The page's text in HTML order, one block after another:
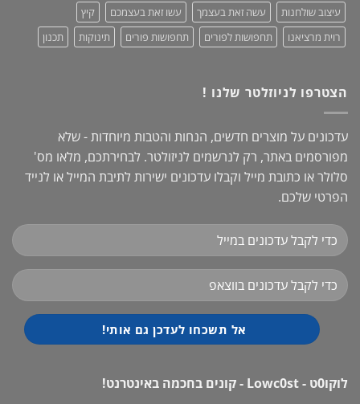
עיצוב שולחנות
עשה זאת בעצמך עשו זאת בעצמכם
קיץ
רוית מרציאנו
תחפושות לפורים תחפושות פורים תינוקות תכנון
הצטרפו לניוזלטר שלנו !
עדכונים על מוצרים חדשים, הנחות והטבות מיוחדות - שלא
מפורסמים באתר, רק לנרשמים לניזולטר. לבחירתכם, מלאו מס'
סלולר או כתובת מייל וקבלו עדכונים ישירות לתיבת המייל או לנייד
הפרטי שלכם.
לוקו0ט - Lowc0st - קונים בחכמה באינטרנט!